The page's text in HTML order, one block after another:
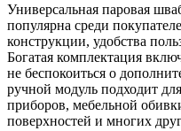
Универсальная паровая
популярна среди
конструкции, удобства
Богатая комплектация
не беспокоиться о
ручной модуль подходит
приборов, мебельной
поверхностей и многих